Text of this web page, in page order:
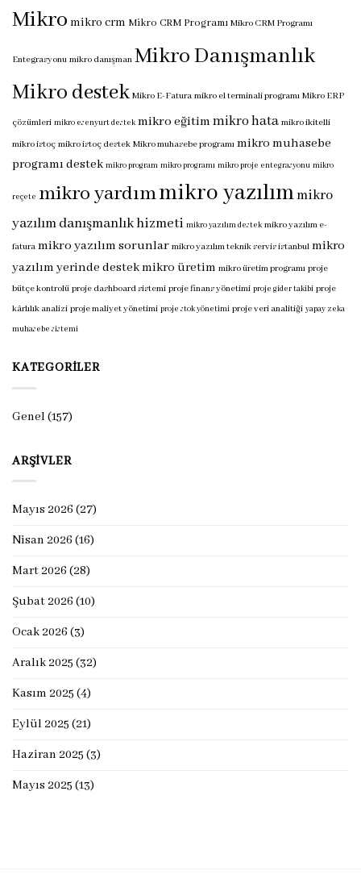
Mikro mikro crm Mikro CRM Programı Mikro CRM Programı
Entegrasyonu mikro danışman Mikro Danışmanlık
Mikro destek Mikro E-Fatura mikro el terminali programı Mikro ERP
çözümleri mikro esenyurt destek mikro eğitimmikro hata mikro ikitelli
mikro istoç mikro istoç destek Mikro muhasebe programı mikro muhasebe
programı destek mikro program mikro programı mikro proje entegrasyonu mikro
reçete mikro yardımmikro yazılımmikro
yazılım danışmanlık hizmeti mikro yazılım destek mikro yazılım e-
fatura mikro yazılım sorunlar mikro yazılım teknik servis istanbul mikro
yazılım yerinde destekmikro üretim mikro üretim programı proje
bütçe kontrolü proje dashboard sistemi proje finans yönetimi proje gider takibi proje
kârlılık analizi proje maliyet yönetimi proje stok yönetimi proje veri analitiği yapay zeka
muhasebe sistemi
KATEGORILER
Genel(157)
ARŞIVLER
Mayıs 2026 (27)
Nisan 2026 (16)
Mart 2026 (28)
Şubat 2026 (10)
Ocak 2026 (3)
Aralık 2025 (32)
Kasım 2025 (4)
Eylül 2025 (21)
Haziran 2025 (3)
Mayıs 2025 (13)